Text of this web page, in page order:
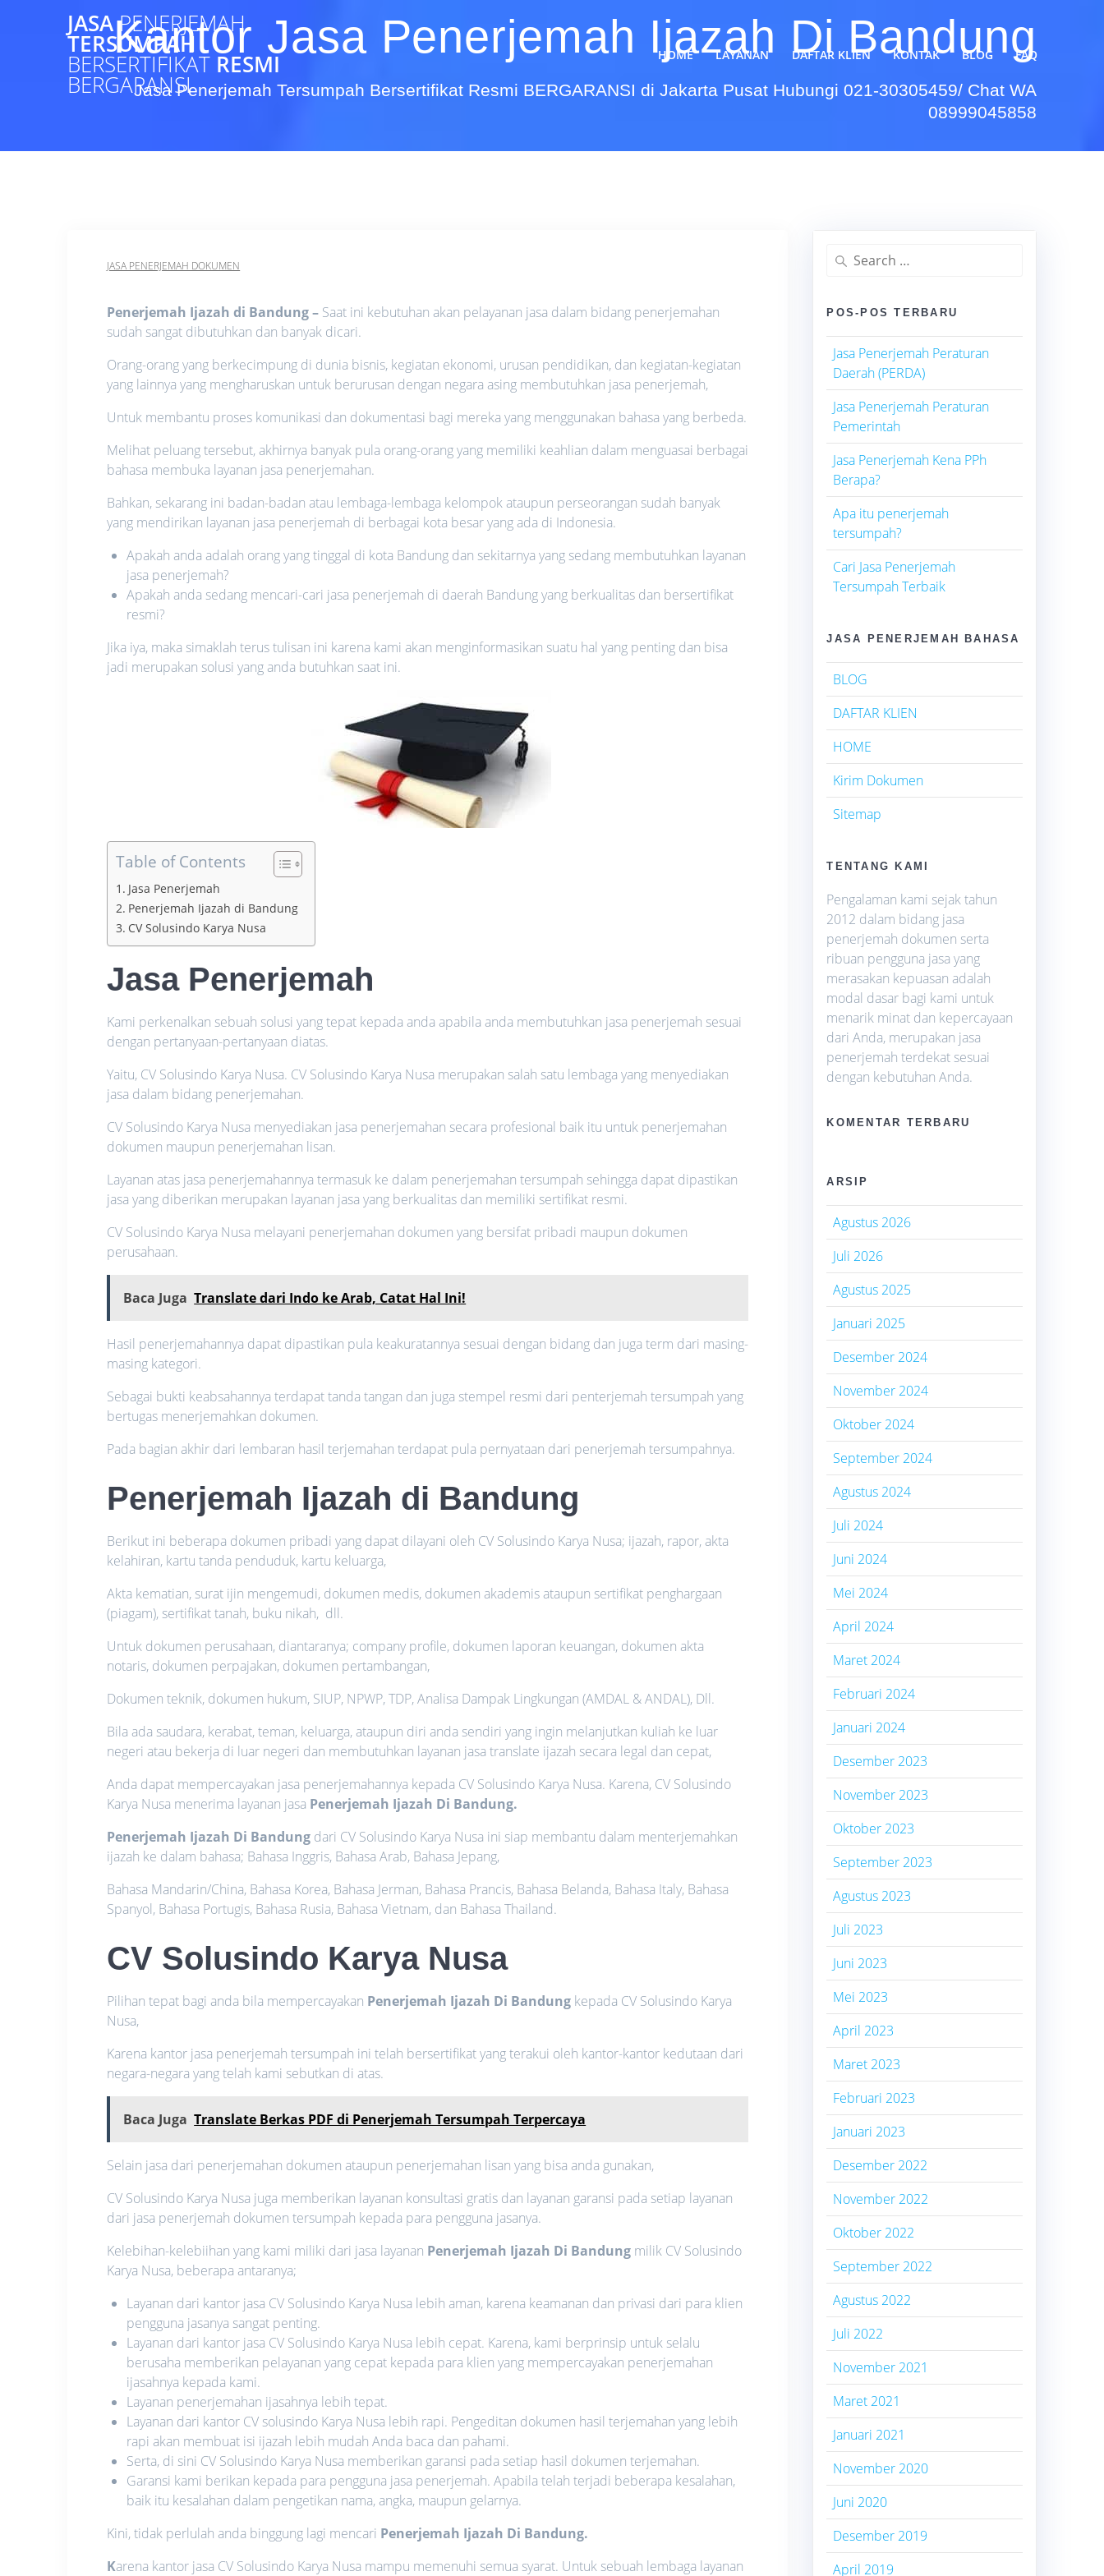
JASAPENERJEMAH
TERSUMPAH
BERSERTIFIKAT RESMI
BERGARANSI
HOME LAYANAN DAFTAR KLIEN KONTAK BLOG FAQ
Kantor Jasa Penerjemah Ijazah Di Bandung
Jasa Penerjemah Tersumpah Bersertifikat Resmi BERGARANSI di Jakarta Pusat Hubungi 021-30305459/ Chat WA
08999045858
JASA PENERJEMAH DOKUMEN
Penerjemah Ijazah di Bandung – Saat ini kebutuhan akan pelayanan jasa dalam bidang penerjemahan
sudah sangat dibutuhkan dan banyak dicari.
Orang-orang yang berkecimpung di dunia bisnis, kegiatan ekonomi, urusan pendidikan, dan kegiatan-kegiatan
yang lainnya yang mengharuskan untuk berurusan dengan negara asing membutuhkan jasa penerjemah,
Untuk membantu proses komunikasi dan dokumentasi bagi mereka yang menggunakan bahasa yang berbeda.
Melihat peluang tersebut, akhirnya banyak pula orang-orang yang memiliki keahlian dalam menguasai berbagai
bahasa membuka layanan jasa penerjemahan.
Bahkan, sekarang ini badan-badan atau lembaga-lembaga kelompok ataupun perseorangan sudah banyak
yang mendirikan layanan jasa penerjemah di berbagai kota besar yang ada di Indonesia.
Apakah anda adalah orang yang tinggal di kota Bandung dan sekitarnya yang sedang membutuhkan layanan
jasa penerjemah?
Apakah anda sedang mencari-cari jasa penerjemah di daerah Bandung yang berkualitas dan bersertifikat
resmi?
Jika iya, maka simaklah terus tulisan ini karena kami akan menginformasikan suatu hal yang penting dan bisa
jadi merupakan solusi yang anda butuhkan saat ini.
Table of Contents
Jasa Penerjemah
Penerjemah Ijazah di Bandung
CV Solusindo Karya Nusa
Jasa Penerjemah
Kami perkenalkan sebuah solusi yang tepat kepada anda apabila anda membutuhkan jasa penerjemah sesuai
dengan pertanyaan-pertanyaan diatas.
Yaitu, CV Solusindo Karya Nusa. CV Solusindo Karya Nusa merupakan salah satu lembaga yang menyediakan
jasa dalam bidang penerjemahan.
CV Solusindo Karya Nusa menyediakan jasa penerjemahan secara profesional baik itu untuk penerjemahan
dokumen maupun penerjemahan lisan.
Layanan atas jasa penerjemahannya termasuk ke dalam penerjemahan tersumpah sehingga dapat dipastikan
jasa yang diberikan merupakan layanan jasa yang berkualitas dan memiliki sertifikat resmi.
CV Solusindo Karya Nusa melayani penerjemahan dokumen yang bersifat pribadi maupun dokumen
perusahaan.
Baca Juga Translate dari Indo ke Arab, Catat Hal Ini!
Hasil penerjemahannya dapat dipastikan pula keakuratannya sesuai dengan bidang dan juga term dari masing-
masing kategori.
Sebagai bukti keabsahannya terdapat tanda tangan dan juga stempel resmi dari penterjemah tersumpah yang
bertugas menerjemahkan dokumen.
Pada bagian akhir dari lembaran hasil terjemahan terdapat pula pernyataan dari penerjemah tersumpahnya.
Penerjemah Ijazah di Bandung
Berikut ini beberapa dokumen pribadi yang dapat dilayani oleh CV Solusindo Karya Nusa; ijazah, rapor, akta
kelahiran, kartu tanda penduduk, kartu keluarga,
Akta kematian, surat ijin mengemudi, dokumen medis, dokumen akademis ataupun sertifikat penghargaan
(piagam), sertifikat tanah, buku nikah, dll.
Untuk dokumen perusahaan, diantaranya; company profile, dokumen laporan keuangan, dokumen akta
notaris, dokumen perpajakan, dokumen pertambangan,
Dokumen teknik, dokumen hukum, SIUP, NPWP, TDP, Analisa Dampak Lingkungan (AMDAL & ANDAL), Dll.
Bila ada saudara, kerabat, teman, keluarga, ataupun diri anda sendiri yang ingin melanjutkan kuliah ke luar
negeri atau bekerja di luar negeri dan membutuhkan layanan jasa translate ijazah secara legal dan cepat,
Anda dapat mempercayakan jasa penerjemahannya kepada CV Solusindo Karya Nusa. Karena, CV Solusindo
Karya Nusa menerima layanan jasa Penerjemah Ijazah Di Bandung.
Penerjemah Ijazah Di Bandung dari CV Solusindo Karya Nusa ini siap membantu dalam menterjemahkan
ijazah ke dalam bahasa; Bahasa Inggris, Bahasa Arab, Bahasa Jepang,
Bahasa Mandarin/China, Bahasa Korea, Bahasa Jerman, Bahasa Prancis, Bahasa Belanda, Bahasa Italy, Bahasa
Spanyol, Bahasa Portugis, Bahasa Rusia, Bahasa Vietnam, dan Bahasa Thailand.
CV Solusindo Karya Nusa
Pilihan tepat bagi anda bila mempercayakan Penerjemah Ijazah Di Bandung kepada CV Solusindo Karya
Nusa,
Karena kantor jasa penerjemah tersumpah ini telah bersertifikat yang terakui oleh kantor-kantor kedutaan dari
negara-negara yang telah kami sebutkan di atas.
Baca Juga Translate Berkas PDF di Penerjemah Tersumpah Terpercaya
Selain jasa dari penerjemahan dokumen ataupun penerjemahan lisan yang bisa anda gunakan,
CV Solusindo Karya Nusa juga memberikan layanan konsultasi gratis dan layanan garansi pada setiap layanan
dari jasa penerjemah dokumen tersumpah kepada para pengguna jasanya.
Kelebihan-kelebiihan yang kami miliki dari jasa layanan Penerjemah Ijazah Di Bandung milik CV Solusindo
Karya Nusa, beberapa antaranya;
Layanan dari kantor jasa CV Solusindo Karya Nusa lebih aman, karena keamanan dan privasi dari para klien
pengguna jasanya sangat penting.
Layanan dari kantor jasa CV Solusindo Karya Nusa lebih cepat. Karena, kami berprinsip untuk selalu
berusaha memberikan pelayanan yang cepat kepada para klien yang mempercayakan penerjemahan
ijasahnya kepada kami.
Layanan penerjemahan ijasahnya lebih tepat.
Layanan dari kantor CV solusindo Karya Nusa lebih rapi. Pengeditan dokumen hasil terjemahan yang lebih
rapi akan membuat isi ijazah lebih mudah Anda baca dan pahami.
Serta, di sini CV Solusindo Karya Nusa memberikan garansi pada setiap hasil dokumen terjemahan.
Garansi kami berikan kepada para pengguna jasa penerjemah. Apabila telah terjadi beberapa kesalahan,
baik itu kesalahan dalam pengetikan nama, angka, maupun gelarnya.
Kini, tidak perlulah anda binggung lagi mencari Penerjemah Ijazah Di Bandung.
Karena kantor jasa CV Solusindo Karya Nusa mampu memenuhi semua syarat. Untuk sebuah lembaga layanan
Search
for:
POS-POS TERBARU
Jasa Penerjemah Peraturan
Daerah (PERDA)
Jasa Penerjemah Peraturan
Pemerintah
Jasa Penerjemah Kena PPh
Berapa?
Apa itu penerjemah
tersumpah?
Cari Jasa Penerjemah
Tersumpah Terbaik
JASA PENERJEMAH BAHASA
BLOG
DAFTAR KLIEN
HOME
Kirim Dokumen
Sitemap
TENTANG KAMI
Pengalaman kami sejak tahun
2012 dalam bidang jasa
penerjemah dokumen serta
ribuan pengguna jasa yang
merasakan kepuasan adalah
modal dasar bagi kami untuk
menarik minat dan kepercayaan
dari Anda, merupakan jasa
penerjemah terdekat sesuai
dengan kebutuhan Anda.
KOMENTAR TERBARU
ARSIP
Agustus 2026
Juli 2026
Agustus 2025
Januari 2025
Desember 2024
November 2024
Oktober 2024
September 2024
Agustus 2024
Juli 2024
Juni 2024
Mei 2024
April 2024
Maret 2024
Februari 2024
Januari 2024
Desember 2023
November 2023
Oktober 2023
September 2023
Agustus 2023
Juli 2023
Juni 2023
Mei 2023
April 2023
Maret 2023
Februari 2023
Januari 2023
Desember 2022
November 2022
Oktober 2022
September 2022
Agustus 2022
Juli 2022
November 2021
Maret 2021
Januari 2021
November 2020
Juni 2020
Desember 2019
April 2019